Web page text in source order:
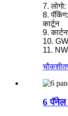
7.
8.
कार्टून
9.
10.
11.
चौकशी
6 पॅनेल